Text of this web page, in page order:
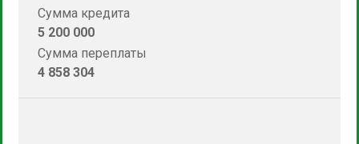
Сумма кредита
5 200 000
Сумма переплаты
4 858 304